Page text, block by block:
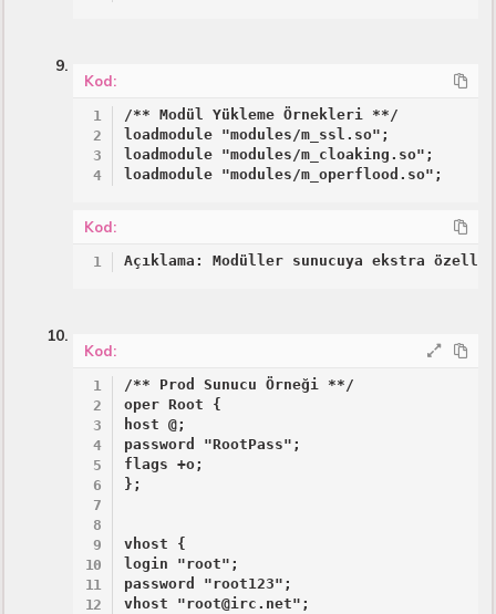
Kod:
/** Modül Yükleme Örnekleri **/
loadmodule "modules/m_ssl.so";
loadmodule "modules/m_cloaking.so";
loadmodule "modules/m_operflood.so";
Kod:
Açıklama: Modüller sunucuya ekstra
Kod:
/** Prod Sunucu Örneği **/
oper Root {
host @;
password "RootPass";
flags +o;
};
vhost {
login "root";
password "root123";
vhost "root@irc.net";